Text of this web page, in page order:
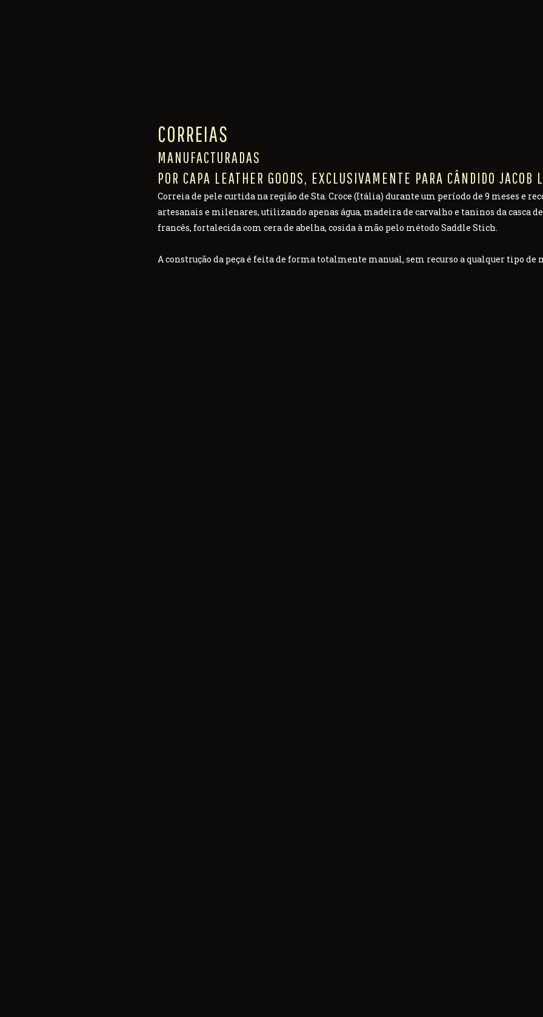
CORREIAS
MANUFACTURADAS
POR CAPA LEATHER GOODS, EXCLUSIVAMENTE PARA CÂNDIDO JACOB
Correia de pele curtida na região de Sta. Croce (Itália) durante um período de 9 meses e
artesanais e milenares, utilizando apenas água, madeira de carvalho e taninos da casca
francês, fortalecida com cera de abelha, cosida à mão pelo método Saddle Stich.
A construção da peça é feita de forma totalmente manual, sem recurso a qualquer tipo de